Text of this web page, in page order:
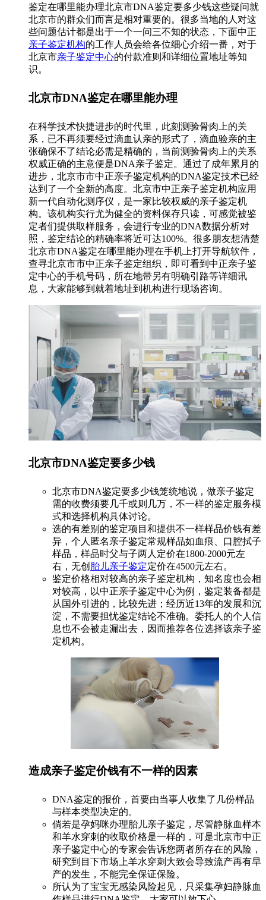
鉴定在哪里能办理北京市DNA鉴定要多少钱这些疑问就
北京市的群众们而言是相对重要的。很多当地的人对这
些问题估计都是出于一个一问三不知的状态，下面中正
亲子鉴定机构的工作人员会给各位细心介绍一番，对于
北京市亲子鉴定中心的付款准则和详细位置地址等知
识。
北京市DNA鉴定在哪里能办理
在科学技术快捷进步的时代里，此刻测验骨肉上的关
系，已不再须要经过滴血认亲的形式了，滴血验亲的主
张确保不了结论必需是精确的，当前测验骨肉上的关系
权威正确的主意便是DNA亲子鉴定。通过了成年累月的
进步，北京市市中正亲子鉴定机构的DNA鉴定技术已经
达到了一个全新的高度。北京市中正亲子鉴定机构应用
新一代自动化测序仪，是一家比较权威的亲子鉴定机
构。该机构实行尤为健全的资料保存只读，可感觉被鉴
定者们提供取样服务，会进行专业的DNA数据分析对
照，鉴定结论的精确率将近可达100%。很多朋友想清楚
北京市DNA鉴定在哪里能办理在手机上打开导航软件，
查寻北京市市中正亲子鉴定组织，即可看到中正亲子鉴
定中心的手机号码，所在地带另有明确引路等详细讯
息，大家能够到就着地址到机构进行现场咨询。
北京市DNA鉴定要多少钱
北京市DNA鉴定要多少钱笼统地说，做亲子鉴定
需的收费须要几千或则几万，不一样的鉴定服务模
式和选择机构具体讨论。
选的有差别的鉴定项目和提供不一样样品价钱有差
异，个人匿名亲子鉴定常规样品如血痕、口腔拭子
样品，样品时父与子两人定价在1800-2000元左
右，无创 胎儿亲子鉴定定价在4500元左右。
鉴定价格相对较高的亲子鉴定机构，知名度也会相
对较高，以中正亲子鉴定中心为例，鉴定装备都是
从国外引进的，比较先进；经历近13年的发展和沉
淀，不需要担忧鉴定结论不准确。委托人的个人信
息也不会被走漏出去，因而推荐各位选择该亲子鉴
定机构。
造成亲子鉴定价钱有不一样的因素
DNA鉴定的报价，首要由当事人收集了几份样品
与样本类型决定的。
倘若是孕妈咪办理胎儿亲子鉴定，尽管静脉血样本
和羊水穿刺的收取价格是一样的，可是北京市中正
亲子鉴定中心的专家会告诉您两者所存在的风险，
研究到目下市场上羊水穿刺大致会导致流产再有早
产的发生，不能完全保证保险。
所认为了宝宝无感染风险起见，只采集孕妇静脉血